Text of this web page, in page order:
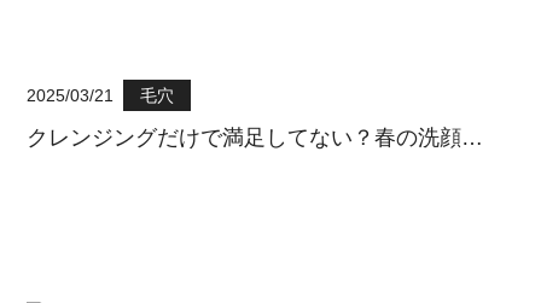
2025/03/21 毛穴
クレンジングだけで満足してない？春の洗顔…